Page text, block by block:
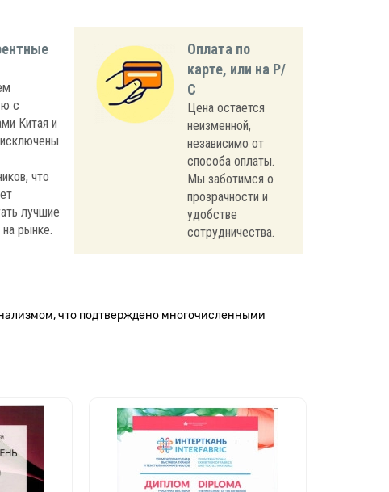
с
Китая и
что
лучшие
рынке.
Оплата по
карте, или на Р/
С
Цена остается
неизменной,
независимо от
способа оплаты.
Мы заботимся о
прозрачности и
удобстве
сотрудничества.
что подтверждено многочисленными